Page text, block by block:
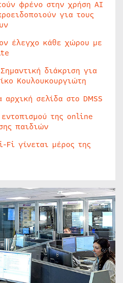
φρένο στην χρήση AI
για τους
έλεγχο κάθε χώρου με
διάκριση για
Κουλουκουργιώτη
σελίδα στο DMSS
της online
παιδιών
Fi γίνεται μέρος της